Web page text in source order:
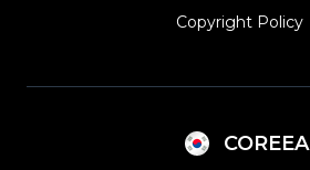
Copyright Policy‎
COREEA